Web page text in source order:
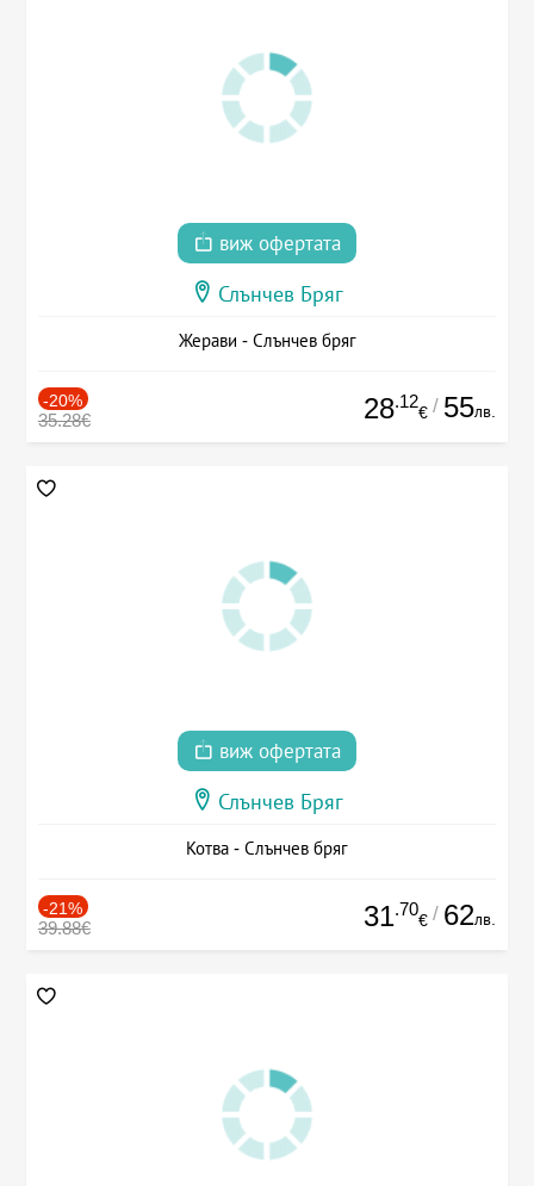
виж офертата
Слънчев Бряг
Жерави - Слънчев бряг
-20%
35.28€ 28.12
€ / 55лв.
виж офертата
Слънчев Бряг
Котва - Слънчев бряг
-21%
39.88€ 31.70
€ / 62лв.